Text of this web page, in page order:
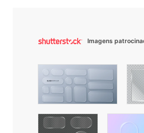
Imagens